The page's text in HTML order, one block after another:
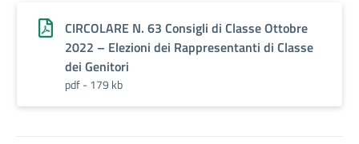
CIRCOLARE N. 63 Consigli di Classe Ottobre
2022 – Elezioni dei Rappresentanti di Classe
dei Genitori
pdf - 179 kb